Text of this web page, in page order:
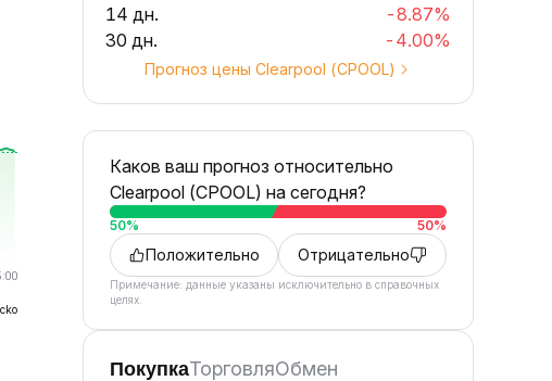
14 дн.
-8.87%
30 дн.
-4.00%
Прогноз цены Clearpool (CPOOL)
Каков ваш прогноз относительно
Clearpool (CPOOL) на сегодня?
50% 50%
Положительно Отрицательно
Примечание: данные указаны исключительно в справочных
целях.
ПокупкаТорговляОбмен